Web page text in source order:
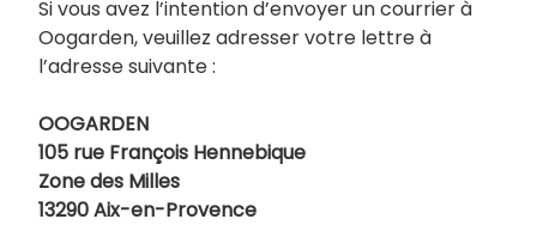
Si vous avez l’intention d’envoyer un courrier à
Oogarden, veuillez adresser votre lettre à
l’adresse suivante :
OOGARDEN
105 rue François Hennebique
Zone des Milles
13290 Aix-en-Provence